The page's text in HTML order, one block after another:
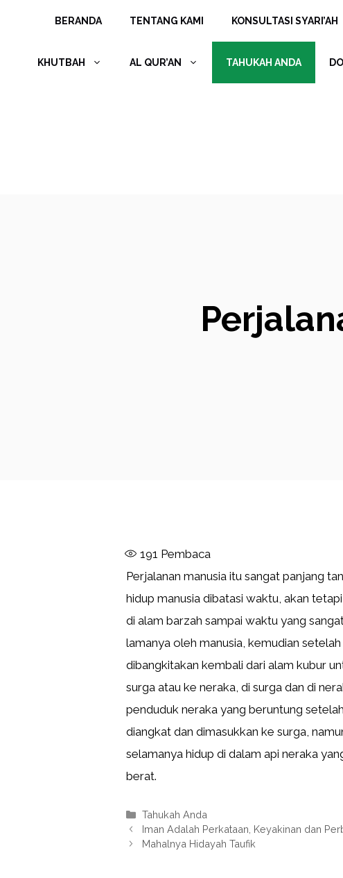
BERANDA TENTANG KAMI KONSULTASI SYARI’AH
KHUTBAH AL QUR’AN TAHUKAH ANDA
191 Pembaca
Perjalanan manusia itu sangat panjang
hidup manusia dibatasi waktu, akan
di alam barzah sampai waktu yang
lamanya oleh manusia, kemudian
dibangkitakan kembali dari alam kubur
surga atau ke neraka, di surga dan di
penduduk neraka yang beruntung
diangkat dan dimasukkan ke surga,
selamanya hidup di dalam api neraka
berat.
Kategori
Tahukah Anda
Iman Adalah Perkataan, Keyakinan dan
Mahalnya Hidayah Taufik